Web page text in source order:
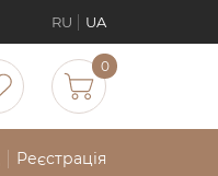
RU UA
0
Реєстрація